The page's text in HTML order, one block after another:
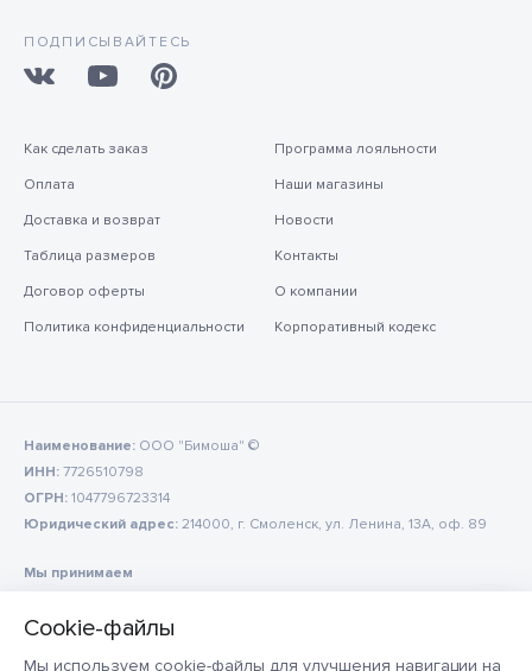
Мы используем cookie-файлы для улучшения навигации на
ПОДПИСЫВАЙТЕСЬ
Как сделать заказ
Оплата
Доставка и возврат
Таблица размеров
Договор оферты
Политика конфиденциальности
Программа лояльности
Наши магазины
Новости
Контакты
О компании
Корпоративный кодекс
Наименование: ООО "Бимоша" ©
ИНН: 7726510798
ОГРН: 1047796723314
Юридический адрес: 214000, г. Смоленск, ул. Ленина, 13А, оф. 89
Мы принимаем